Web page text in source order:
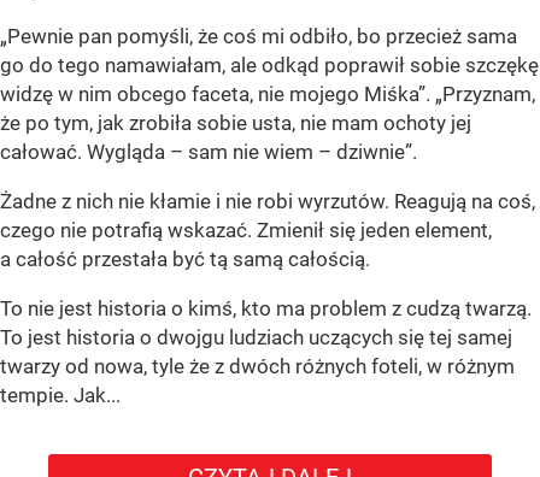
„Pewnie pan pomyśli, że coś mi odbiło, bo przecież sama
go do tego namawiałam, ale odkąd poprawił sobie szczękę
widzę w nim obcego faceta, nie mojego Miśka”. „Przyznam,
że po tym, jak zrobiła sobie usta, nie mam ochoty jej
całować. Wygląda – sam nie wiem – dziwnie”.
Żadne z nich nie kłamie i nie robi wyrzutów. Reagują na coś,
czego nie potrafią wskazać. Zmienił się jeden element,
a całość przestała być tą samą całością.
To nie jest historia o kimś, kto ma problem z cudzą twarzą.
To jest historia o dwojgu ludziach uczących się tej samej
twarzy od nowa, tyle że z dwóch różnych foteli, w różnym
tempie. Jak...